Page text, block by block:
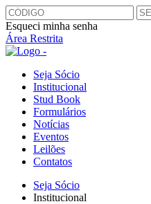
Esqueci minha senha
Área Restrita
Seja Sócio
Institucional
Stud Book
Formulários
Notícias
Eventos
Leilões
Contatos
Seja Sócio
Institucional